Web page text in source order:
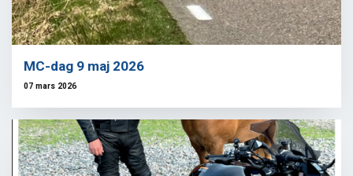
MC-dag 9 maj 2026
07 mars 2026